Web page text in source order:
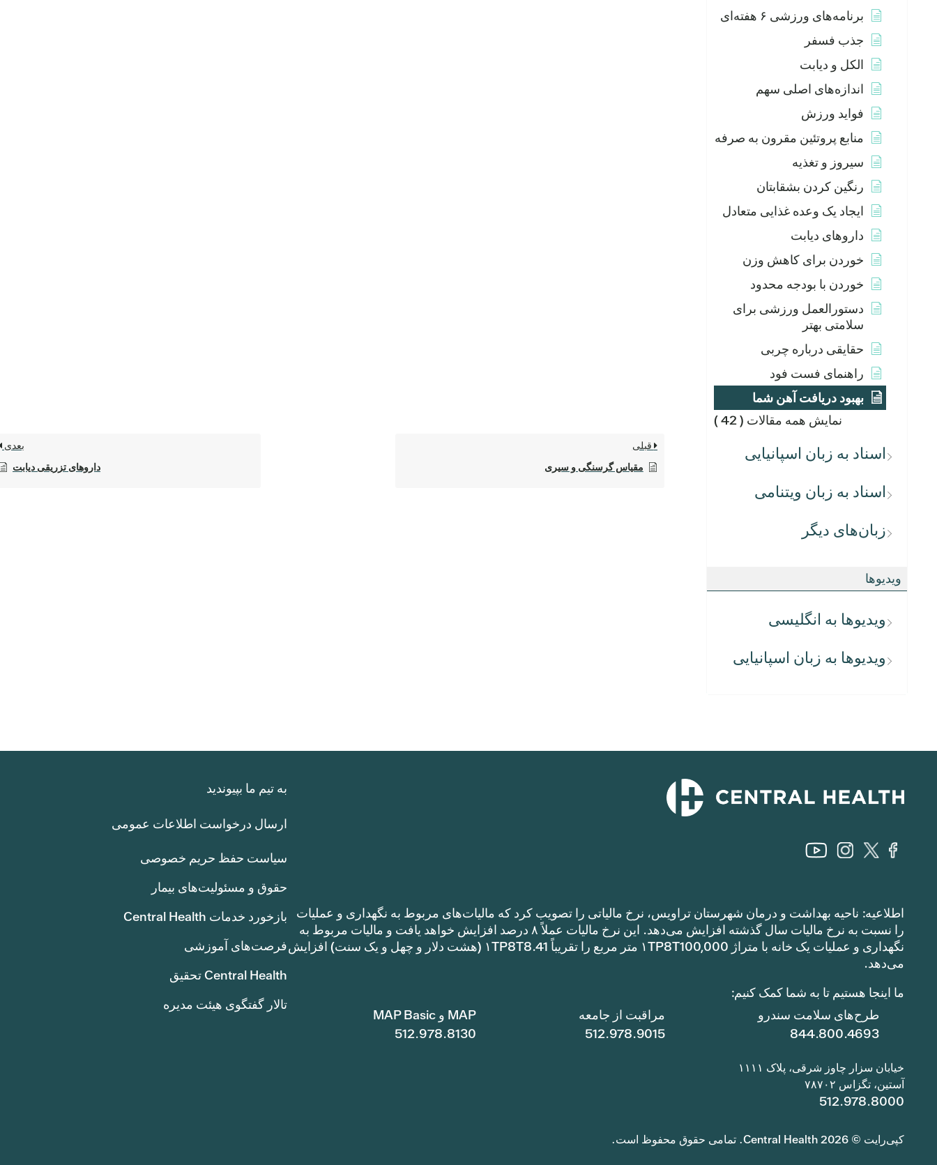
برنامه‌های ورزشی ۶ هفته‌ای
جذب فسفر
الکل و دیابت
اندازه‌های اصلی سهم
فواید ورزش
منابع پروتئین مقرون به صرفه
سیروز و تغذیه
رنگین کردن بشقابتان
ایجاد یک وعده غذایی متعادل
داروهای دیابت
خوردن برای کاهش وزن
خوردن با بودجه محدود
دستورالعمل ورزشی برای
سلامتی بهتر
حقایقی درباره چربی
راهنمای فست فود
بهبود دریافت آهن شما
نمایش همه مقالات ( 42 )
اسناد به زبان اسپانیایی
اسناد به زبان ویتنامی
زبان‌های دیگر
ویدیوها
ویدیوها به انگلیسی
ویدیوها به زبان اسپانیایی
قبلی
مقیاس گرسنگی و سیری
بعدی
داروهای تزریقی دیابت
اطلاعیه: ناحیه بهداشت و درمان شهرستان تراویس، نرخ مالیاتی را تصویب کرد که مالیات‌های مربوط به نگهداری و عملیات
را نسبت به نرخ مالیات سال گذشته افزایش می‌دهد. این نرخ مالیات عملاً ۸ درصد افزایش خواهد یافت و مالیات مربوط به
نگهداری و عملیات یک خانه با متراژ ۱TP8T100,000 متر مربع را تقریباً ۱TP8T8.41 (هشت دلار و چهل و یک سنت) افزایش
می‌دهد.
ما اینجا هستیم تا به شما کمک کنیم:
MAP و MAP Basic
512.978.8130
مراقبت از جامعه
512.978.9015
طرح‌های سلامت سندرو
844.800.4693
خیابان سزار چاوز شرقی، پلاک ۱۱۱۱
آستین، تگزاس ۷۸۷۰۲
512.978.8000
کپی‌رایت © 2026 Central Health. تمامی حقوق محفوظ است.
به تیم ما بپیوندید
ارسال درخواست اطلاعات عمومی
سیاست حفظ حریم خصوصی
حقوق و مسئولیت‌های بیمار
بازخورد خدمات Central Health
فرصت‌های آموزشی
Central Health تحقیق
تالار گفتگوی هیئت مدیره